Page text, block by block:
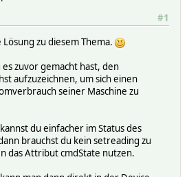
#1
zu diesem Thema.
es zuvor gemacht hast, den
aufzuzeichnen, um sich einen
seiner Maschine zu
du einfacher im Status des
brauchst du kein setreading zu
das Attribut cmdState nutzen.